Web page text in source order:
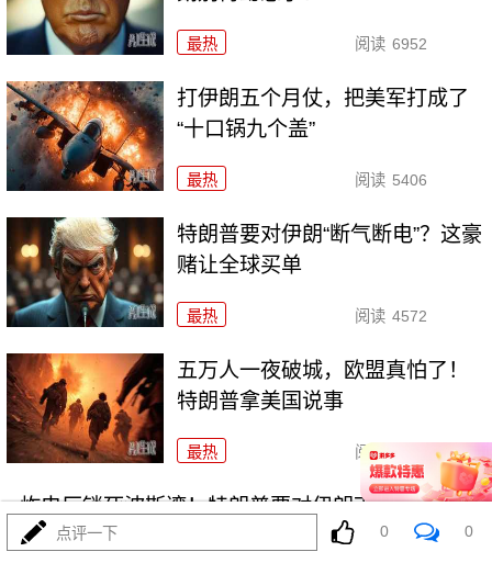
最热 阅读 6952
打伊朗五个月仗，把美军打成了
“十口锅九个盖”
最热 阅读 5406
特朗普要对伊朗“断气断电”？这豪
赌让全球买单
最热 阅读 4572
五万人一夜破城，欧盟真怕了！
特朗普拿美国说事
最热 阅读 14983
炸电厂锁死波斯湾！特朗普要对伊朗下死手了？
点评一下 0 0